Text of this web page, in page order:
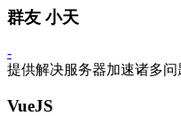
群友 小天
-
提供解决服务器加速诸多问
VueJS